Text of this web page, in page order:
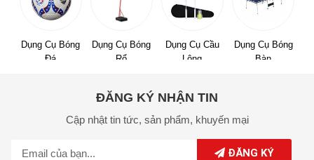
Dụng Cụ Bóng
Đá
Dụng Cụ Bóng
Rổ
Dụng Cụ Cầu
Lông
Dụng Cụ Bóng
Bàn
ĐĂNG KÝ NHẬN TIN
Cập nhật tin tức, sản phẩm, khuyến mại
ĐĂNG KÝ